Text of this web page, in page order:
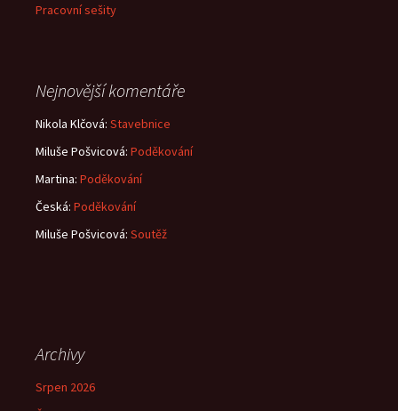
Pracovní sešity
Nejnovější komentáře
Nikola Klčová: Stavebnice
Miluše Pošvicová: Poděkování
Martina: Poděkování
Česká: Poděkování
Miluše Pošvicová: Soutěž
Archivy
Srpen 2026